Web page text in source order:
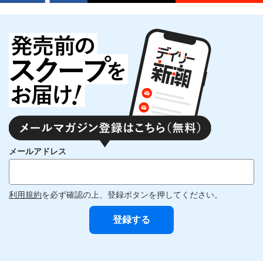
メールアドレス
利用規約を必ず確認の上、登録ボタンを押してください。